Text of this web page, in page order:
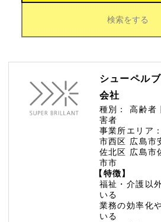
検索をする
シューペル
会社
種別： 高齢者
害者
事業所エリア：
市西区 広島市
佐北区 広島市
市市
【特徴】
福祉・介護以
いる
業務の効率化
いる